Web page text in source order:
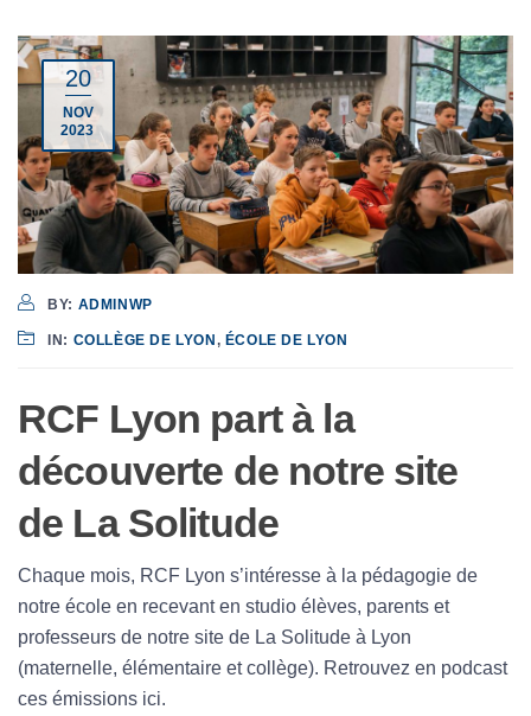
20
NOV
2023
BY: ADMINWP
IN: COLLÈGE DE LYON, ÉCOLE DE LYON
RCF Lyon part à la
découverte de notre site
de La Solitude
Chaque mois, RCF Lyon s’intéresse à la pédagogie de
notre école en recevant en studio élèves, parents et
professeurs de notre site de La Solitude à Lyon
(maternelle, élémentaire et collège). Retrouvez en podcast
ces émissions ici.